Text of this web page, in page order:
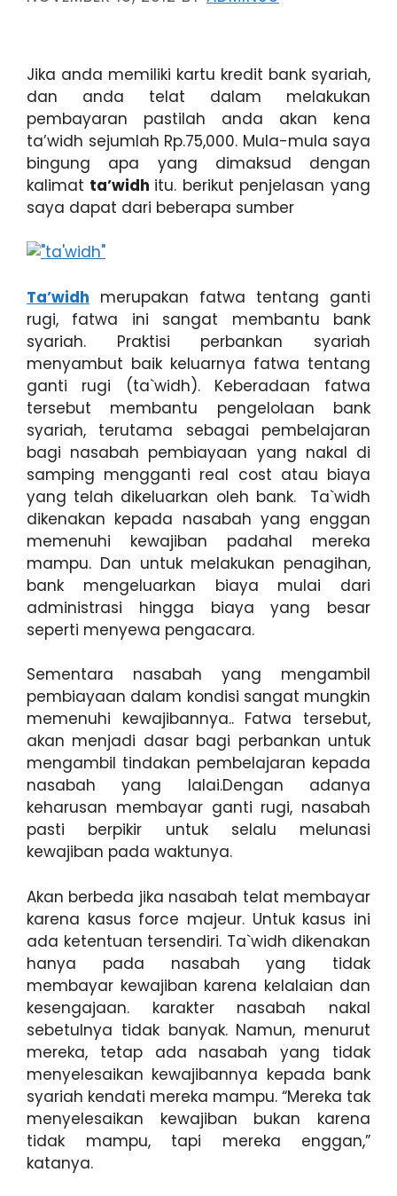
Jika anda memiliki kartu kredit bank syariah,
dan anda telat dalam melakukan
pembayaran pastilah anda akan kena
ta’widh sejumlah Rp.75,000. Mula-mula saya
bingung apa yang dimaksud dengan
kalimat ta’widh itu. berikut penjelasan yang
saya dapat dari beberapa sumber
Ta’widh merupakan fatwa tentang ganti
rugi, fatwa ini sangat membantu bank
syariah. Praktisi perbankan syariah
menyambut baik keluarnya fatwa tentang
ganti rugi (ta`widh). Keberadaan fatwa
tersebut membantu pengelolaan bank
syariah, terutama sebagai pembelajaran
bagi nasabah pembiayaan yang nakal di
samping mengganti real cost atau biaya
yang telah dikeluarkan oleh bank. Ta`widh
dikenakan kepada nasabah yang enggan
memenuhi kewajiban padahal mereka
mampu. Dan untuk melakukan penagihan,
bank mengeluarkan biaya mulai dari
administrasi hingga biaya yang besar
seperti menyewa pengacara.
Sementara nasabah yang mengambil
pembiayaan dalam kondisi sangat mungkin
memenuhi kewajibannya.. Fatwa tersebut,
akan menjadi dasar bagi perbankan untuk
mengambil tindakan pembelajaran kepada
nasabah yang lalai.Dengan adanya
keharusan membayar ganti rugi, nasabah
pasti berpikir untuk selalu melunasi
kewajiban pada waktunya.
Akan berbeda jika nasabah telat membayar
karena kasus force majeur. Untuk kasus ini
ada ketentuan tersendiri. Ta`widh dikenakan
hanya pada nasabah yang tidak
membayar kewajiban karena kelalaian dan
kesengajaan. karakter nasabah nakal
sebetulnya tidak banyak. Namun, menurut
mereka, tetap ada nasabah yang tidak
menyelesaikan kewajibannya kepada bank
syariah kendati mereka mampu. “Mereka tak
menyelesaikan kewajiban bukan karena
tidak mampu, tapi mereka enggan,”
katanya.